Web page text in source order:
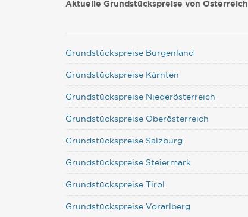
Aktuelle Grundstückspreise von Österreich
Grundstückspreise Burgenland
Grundstückspreise Kärnten
Grundstückspreise Niederösterreich
Grundstückspreise Oberösterreich
Grundstückspreise Salzburg
Grundstückspreise Steiermark
Grundstückspreise Tirol
Grundstückspreise Vorarlberg